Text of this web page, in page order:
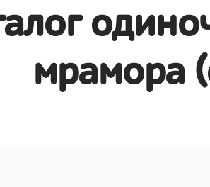
мрамора